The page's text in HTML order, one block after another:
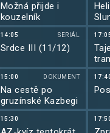
Možná přijde i
kouzelník
14:05 SERIÁL
Srdce III (11/12)
15:00 DOKUMENT
Na cestě po
gruzínské Kazbegi
15:30